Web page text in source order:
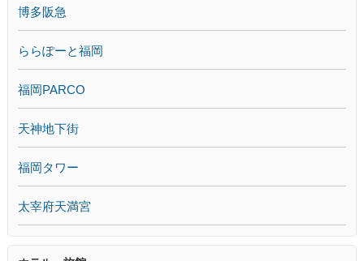
博多阪急
ららぽーと福岡
福岡PARCO
天神地下街
福岡タワー
太宰府天満宮